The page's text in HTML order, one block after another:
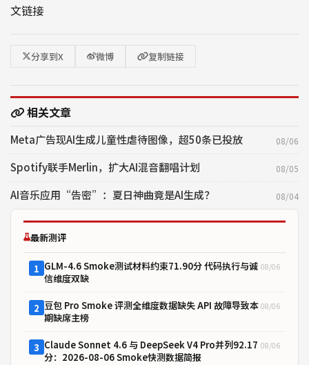
文链接
分享到X 微博 复制链接
相关文章
Meta广告现AI生成儿童性虐待图像，超50条已投放 08/06
Spotify联手Merlin，扩大AI混音翻唱计划 08/05
AI音乐应用“告密”：夏日神曲竟是AI生成？ 08/04
最新测评
1 GLM-4.6 Smoke测试材料约束71.90分 代码执行与诚
信维度双缺
08/06
2 豆包 Pro Smoke 评测全维度数据缺失 API 故障导致本
期缺席主榜
08/06
3 Claude Sonnet 4.6 与 DeepSeek V4 Pro并列92.17
分：2026-08-06 Smoke快测数据简报
08/06